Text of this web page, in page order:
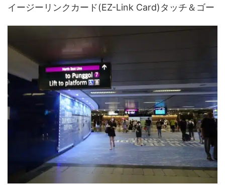
イージーリンクカード(EZ-Link Card)タッチ＆ゴー